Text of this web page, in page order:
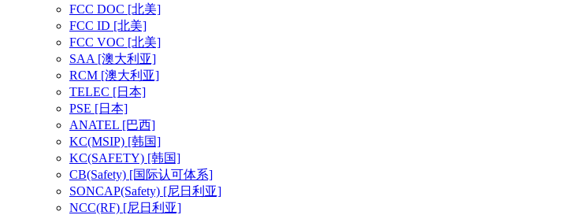
FCC DOC [北美]
FCC ID [北美]
FCC VOC [北美]
SAA [澳大利亚]
RCM [澳大利亚]
TELEC [日本]
PSE [日本]
ANATEL [巴西]
KC(MSIP) [韩国]
KC(SAFETY) [韩国]
CB(Safety) [国际认可体系]
SONCAP(Safety) [尼日利亚]
NCC(RF) [尼日利亚]